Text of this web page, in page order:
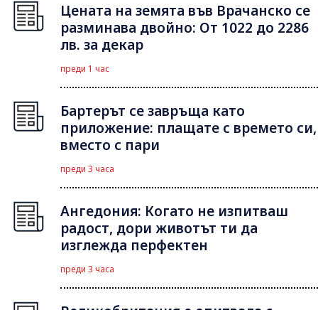
Цената на земята във Врачанско се
разминава двойно: От 1022 до 2286
лв. за декар
преди 1 час
Бартерът се завръща като
приложение: плащате с времето си,
вместо с пари
преди 3 часа
Ангедония: Когато не изпитваш
радост, дори животът ти да
изглежда перфектен
преди 3 часа